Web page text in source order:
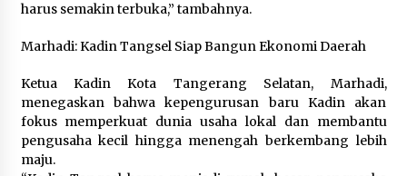
harus semakin terbuka,” tambahnya.
Marhadi: Kadin Tangsel Siap Bangun Ekonomi Daerah
Ketua Kadin Kota Tangerang Selatan, Marhadi,
menegaskan bahwa kepengurusan baru Kadin akan
fokus memperkuat dunia usaha lokal dan membantu
pengusaha kecil hingga menengah berkembang lebih
maju.